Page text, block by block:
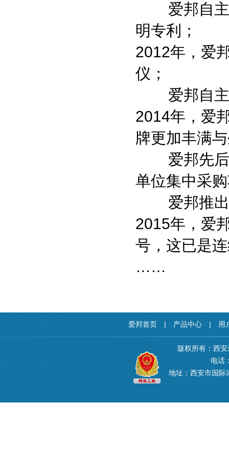
爱邦自主
明专利；
2012年，爱
仪；
爱邦自主
2014年，爱
牌更加丰满
爱邦先后
单位集中采
爱邦推出
2015年，爱
号，这已是
……
爱邦首页 | 产品中心 | 用
版权所有：西
电话
地址：西安市国际